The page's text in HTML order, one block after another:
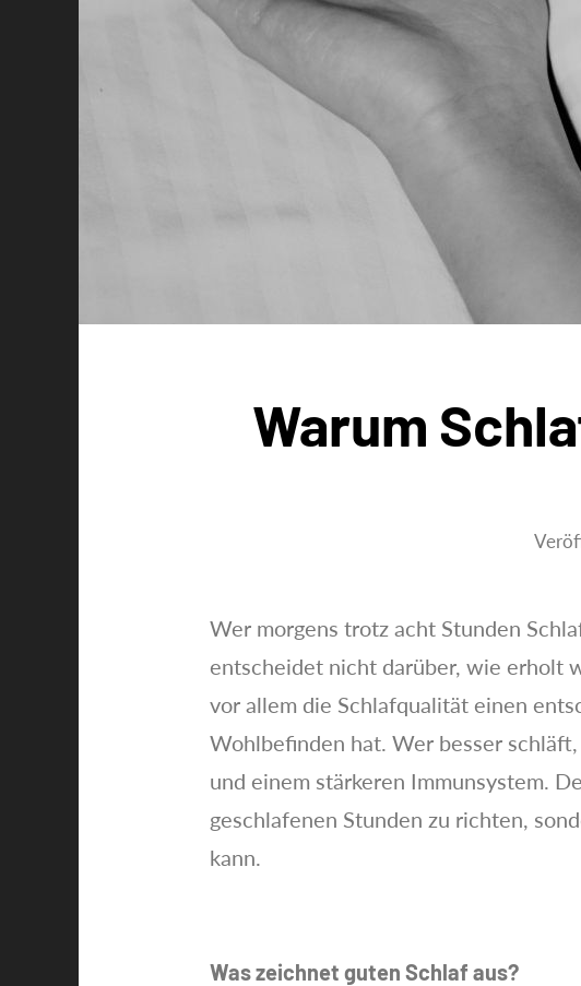
Warum
Wer morgens trotz acht Stunden
entscheidet nicht darüber, wie erholt
vor allem die Schlafqualität einen
Wohlbefinden hat. Wer besser
und einem stärkeren Immunsystem.
geschlafenen Stunden zu richten,
kann.
Was zeichnet guten Schlaf aus?